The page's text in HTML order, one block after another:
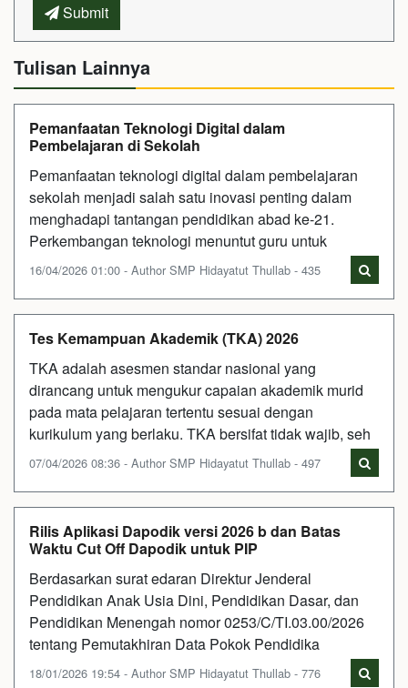
Submit
Tulisan Lainnya
Pemanfaatan Teknologi Digital dalam
Pembelajaran di Sekolah
Pemanfaatan teknologi digital dalam pembelajaran
sekolah menjadi salah satu inovasi penting dalam
menghadapi tantangan pendidikan abad ke-21.
Perkembangan teknologi menuntut guru untuk
16/04/2026 01:00 - Author SMP Hidayatut Thullab - 435
Tes Kemampuan Akademik (TKA) 2026
TKA adalah asesmen standar nasional yang
dirancang untuk mengukur capaian akademik murid
pada mata pelajaran tertentu sesuai dengan
kurikulum yang berlaku. TKA bersifat tidak wajib, seh
07/04/2026 08:36 - Author SMP Hidayatut Thullab - 497
Rilis Aplikasi Dapodik versi 2026 b dan Batas
Waktu Cut Off Dapodik untuk PIP
Berdasarkan surat edaran Direktur Jenderal
Pendidikan Anak Usia Dini, Pendidikan Dasar, dan
Pendidikan Menengah nomor 0253/C/TI.03.00/2026
tentang Pemutakhiran Data Pokok Pendidika
18/01/2026 19:54 - Author SMP Hidayatut Thullab - 776